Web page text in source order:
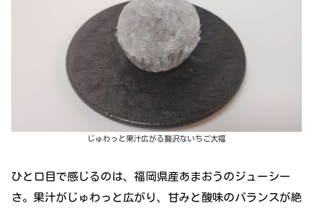
じゅわっと果汁広がる贅沢ないちご大福
ひと口目で感じるのは、福岡県産あまおうのジューシー
さ。果汁がじゅわっと広がり、甘みと酸味のバランスが絶